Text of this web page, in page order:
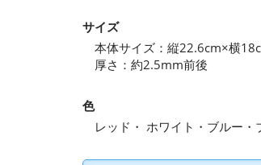
サイズ
本体サイズ：縦22.6cm×横
厚さ：約2.5mm前後
色
レッド・ ホワイト・ブルー・